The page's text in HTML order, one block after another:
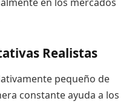
Realistas
pequeño de
constante ayuda a los